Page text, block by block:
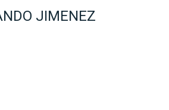
JIMENEZ